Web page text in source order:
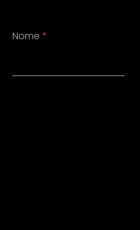
Nome *